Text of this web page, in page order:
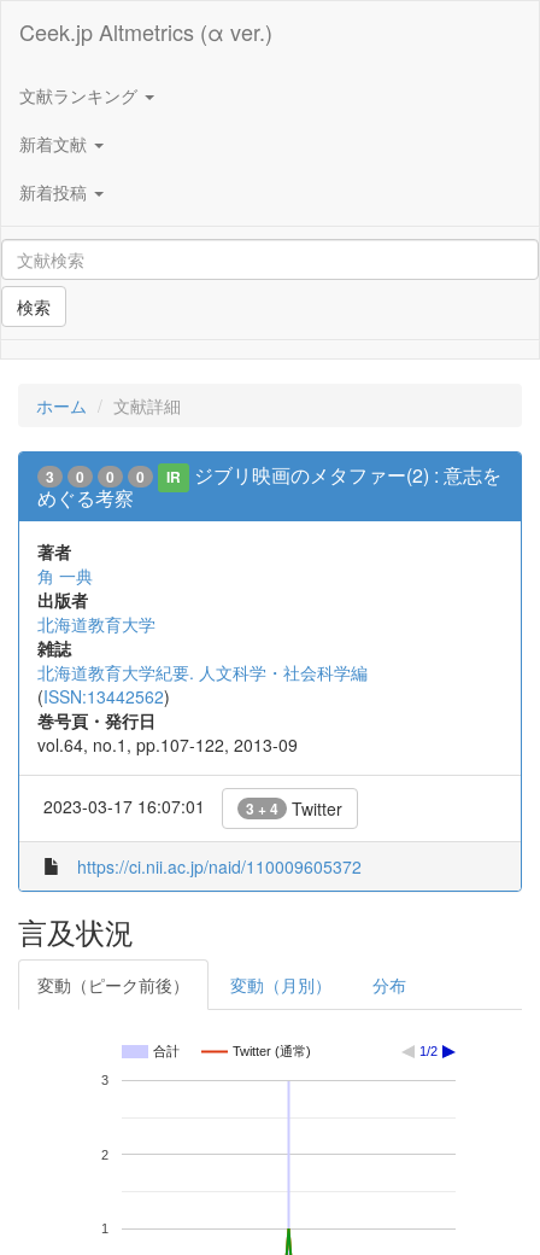
Ceek.jp Altmetrics (α ver.)
文献ランキング
新着文献
新着投稿
検索
ホーム 文献詳細
3 0 0 0 IR
ジブリ映画のメタファー(2) : 意志を
めぐる考察
著者
角 一典
出版者
北海道教育大学
雑誌
北海道教育大学紀要. 人文科学・社会科学編
(ISSN:13442562)
巻号頁・発行日
vol.64, no.1, pp.107-122, 2013-09
2023-03-17 16:07:01 3 + 4 Twitter
https://ci.nii.ac.jp/naid/110009605372
言及状況
変動（ピーク前後） 変動（月別） 分布
合計 Twitter (通常) 1/2
1
2
3